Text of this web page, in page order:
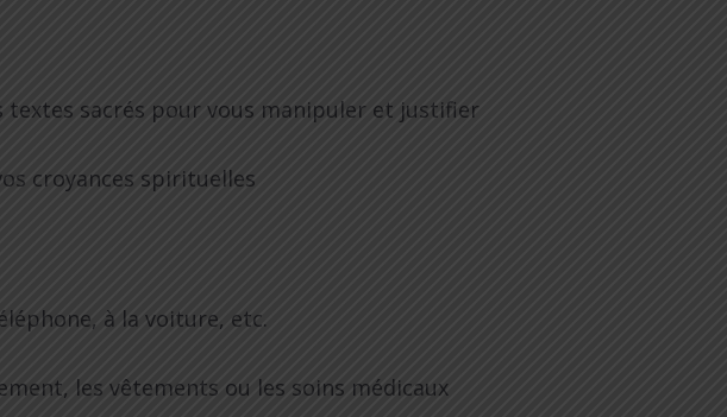
textes sacrés pour vous manipuler et justifier
croyances spirituelles
à la voiture, etc.
les vêtements ou les soins médicaux